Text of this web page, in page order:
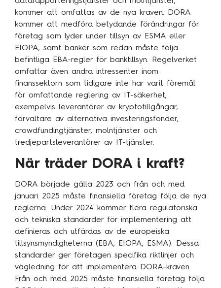
kommer att omfattas av de nya kraven. DORA
kommer att medföra betydande förändringar för
företag som lyder under tillsyn av ESMA eller
EIOPA, samt banker som redan måste följa
befintliga EBA-regler för banktillsyn. Regelverket
omfattar även andra intressenter inom
finanssektorn som tidigare inte har varit föremål
för omfattande reglering av IT-säkerhet,
exempelvis leverantörer av kryptotillgångar,
förvaltare av alternativa investeringsfonder,
crowdfundingtjänster, molntjänster och
tredjepartsleverantörer av IT-tjänster.
När träder DORA i kraft?
DORA började gälla 2023 och från och med
januari 2025 måste finansiella företag följa de nya
reglerna. Under 2024 kommer flera regulatoriska
och tekniska standarder för implementering att
definieras och utfärdas av de europeiska
tillsynsmyndigheterna (EBA, EIOPA, ESMA). Dessa
standarder ger företagen specifika riktlinjer och
vägledning för att implementera DORA-kraven.
Från och med 2025 måste finansiella företag följa